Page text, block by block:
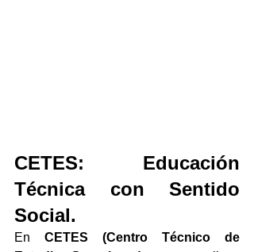
CETES: Educación
Técnica con Sentido
Social.
En CETES (Centro Técnico de